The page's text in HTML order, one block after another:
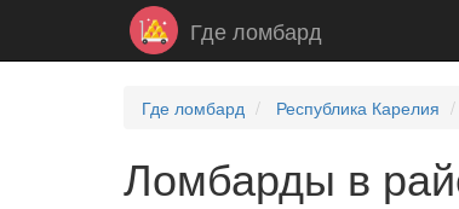
Где ломбард
Где ломбард Республика Карелия
Ломбарды в